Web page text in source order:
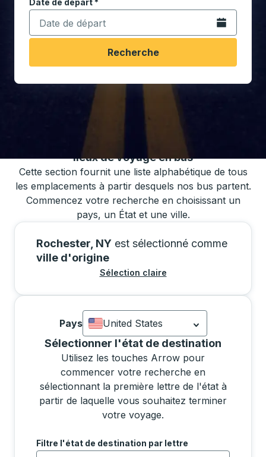
Date de départ*
Tapez la date au format date Barre oblique du mois à
Ouvrez le
Recherche
lieux de voyage en bus
Cette section fournit une liste alphabétique de tous
les emplacements à partir desquels nos bus partent.
Commencez votre recherche en choisissant un
pays, un État et une ville.
Rochester, NY est sélectionné comme
ville d'origine
Sélection claire
Pays
United States
Actuellement sélectionné: United
Sélectionner l'état de destination
Utilisez les touches Arrow pour
commencer votre recherche en
sélectionnant la première lettre de l'état à
partir de laquelle vous souhaitez terminer
votre voyage.
Utilisez les touches fléchées pour accéder à la
Filtre l'état de destination par lettre
Sélectionner un état dans la liste déplacera le